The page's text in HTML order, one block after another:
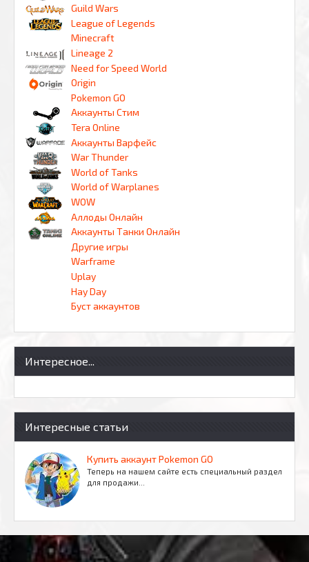
Guild Wars
League of Legends
Minecraft
Lineage 2
Need for Speed World
Origin
Pokemon GO
Аккаунты Стим
Tera Online
Аккаунты Варфейс
War Thunder
World of Tanks
World of Warplanes
WOW
Аллоды Онлайн
Аккаунты Танки Онлайн
Другие игры
Warframe
Uplay
Hay Day
Буст аккаунтов
Интересное...
Интересные статьи
Купить аккаунт Pokemon GO
Теперь на нашем сайте есть специальный раздел
для продажи…